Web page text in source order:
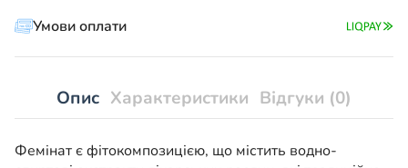
Умови оплати
Опис Характеристики Відгуки (0)
Фемінат є фітокомпозицією, що містить водно-